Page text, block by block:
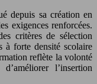
depuis sa création en
exigences renforcées.
critères de sélection
à forte densité scolaire
reflète la volonté
l’insertion